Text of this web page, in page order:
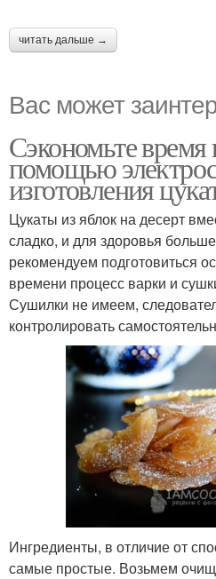
читать дальше →
Вас может
Сэкономьте время
помощью
изготовления
Цукаты из яблок на десерт
сладко, и для здоровья
рекомендуем подготовиться
времени процесс варки и
Сушилки не имеем,
контролировать
Ингредиенты, в отличие от
самые простые. Возьмем